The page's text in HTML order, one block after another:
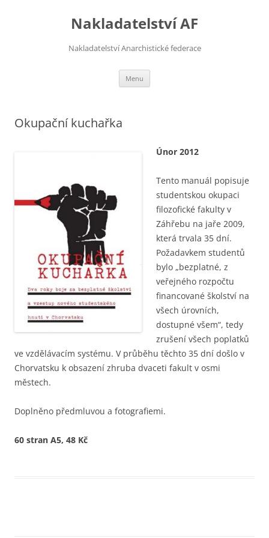
Nakladatelství AF
Nakladatelství Anarchistické federace
Menu
Okupační kuchařka
Únor 2012
Tento manuál popisuje
studentskou okupaci
filozofické fakulty v
Záhřebu na jaře 2009,
která trvala 35 dní.
Požadavkem studentů
bylo „bezplatné, z
veřejného rozpočtu
financované školství na
všech úrovních,
dostupné všem“, tedy
zrušení všech poplatků
ve vzdělávacím systému. V průběhu těchto 35 dní došlo v
Chorvatsku k obsazení zhruba dvaceti fakult v osmi
městech.
Doplněno předmluvou a fotografiemi.
60 stran A5, 48 Kč